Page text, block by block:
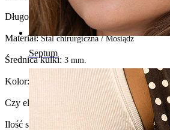
Septum
Długość: 8 mm
Materiał:Stal chirurgiczna / Mosiądz
Średnica kulki: 3 mm.
Kolor: Srebrny / Czarny
Czy element jest przyklejony?:Tak
Ilość sztuk: